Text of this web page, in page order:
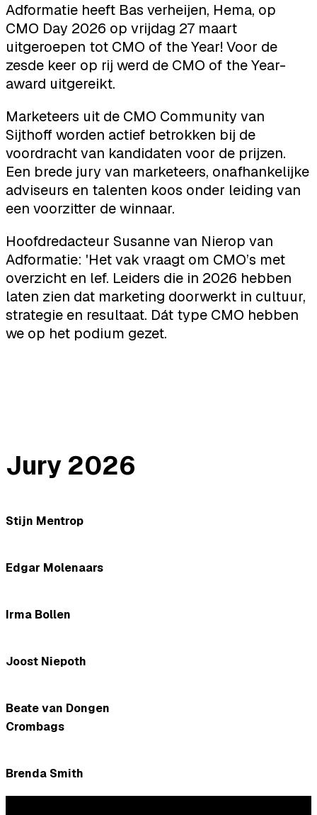
Adformatie heeft Bas verheijen, Hema, op
CMO Day 2026 op vrijdag 27 maart
uitgeroepen tot CMO of the Year! Voor de
zesde keer op rij werd de CMO of the Year-
award uitgereikt.
Marketeers uit de CMO Community van
Sijthoff worden actief betrokken bij de
voordracht van kandidaten voor de prijzen.
Een brede jury van marketeers, onafhankelijke
adviseurs en talenten koos onder leiding van
een voorzitter de winnaar.
Hoofdredacteur Susanne van Nierop van
Adformatie: 'Het vak vraagt om CMO’s met
overzicht en lef. Leiders die in 2026 hebben
laten zien dat marketing doorwerkt in cultuur,
strategie en resultaat. Dát type CMO hebben
we op het podium gezet.
Jury 2026
Stijn Mentrop
Edgar Molenaars
Irma Bollen
Joost Niepoth
Beate van Dongen
Crombags
Brenda Smith